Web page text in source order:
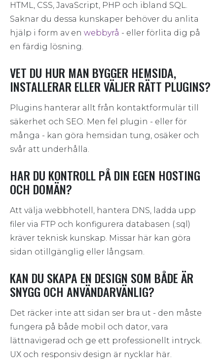
Webbyrå Värmland
Webbyrå Västergötland
Webbyrå Växjö
Webbyrå Östergötland
HTML, CSS, JavaScript, PHP och ibland SQL.
Saknar du dessa kunskaper behöver du anlita
hjälp i form av en webbyrå - eller förlita dig på
en färdig lösning.
VET DU HUR MAN BYGGER HEMSIDA,
INSTALLERAR ELLER VÄLJER RÄTT PLUGINS?
Plugins hanterar allt från kontaktformulär till
säkerhet och SEO. Men fel plugin - eller för
många - kan göra hemsidan tung, osäker och
svår att underhålla.
HAR DU KONTROLL PÅ DIN EGEN HOSTING
OCH DOMÄN?
Att välja webbhotell, hantera DNS, ladda upp
filer via FTP och konfigurera databasen (.sql)
kräver teknisk kunskap. Missar här kan göra
sidan otillgänglig eller långsam.
KAN DU SKAPA EN DESIGN SOM BÅDE ÄR
SNYGG OCH ANVÄNDARVÄNLIG?
Det räcker inte att sidan ser bra ut - den måste
fungera på både mobil och dator, vara
lättnavigerad och ge ett professionellt intryck.
UX och responsiv design är nycklar här.